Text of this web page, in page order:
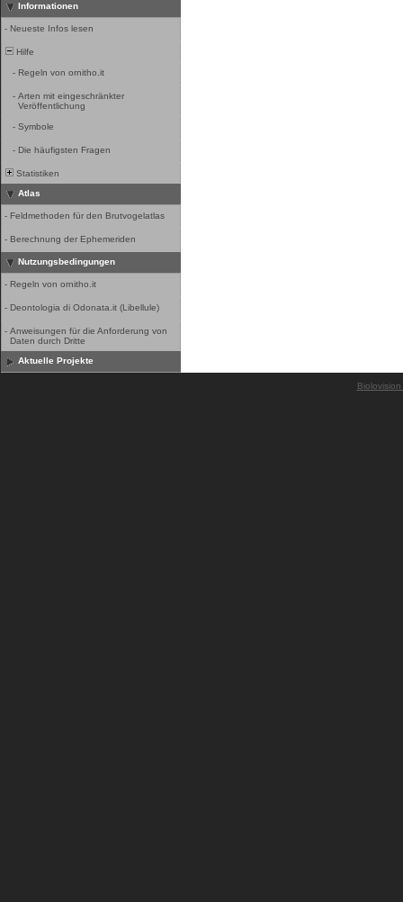
Informationen
- Neueste Infos lesen
Hilfe
- Regeln von ornitho.it
- Arten mit eingeschränkter
Veröffentlichung
- Symbole
- Die häufigsten Fragen
Statistiken
Atlas
- Feldmethoden für den Brutvogelatlas
- Berechnung der Ephemeriden
Nutzungsbedingungen
- Regeln von ornitho.it
- Deontologia di Odonata.it (Libellule)
- Anweisungen für die Anforderung von
Daten durch Dritte
Aktuelle Projekte
Biolovision